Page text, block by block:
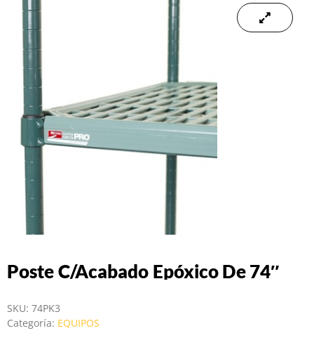
Poste C/Acabado Epóxico De 74″
SKU: 74PK3
Categoría: EQUIPOS